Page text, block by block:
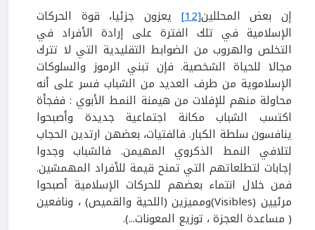
إن بعض المحللين[12]
يعزون جزئيا، قوة الحركات
الإسلامية في تلك الفترة على إرادة الأفراد في
التخلص والهروب من الضوابط التقليدية التي لا تترك
مجالا للحياة الشخصية. فإن تبني الرموز والسلوكات
الإسلاموية من طرف العديد من الشباب فسر على أنه
محاولة منهم للإفلات من هيمنة النمط الأبوي : ففجأة
اكتسب الشباب مكانة اجتماعية جديدة وأصبحوا
ينافسون سلطة الكبار. فالفتيات، بعضهن ارتدين الحجاب
لتلافي النمط الذكروي المهيمن. فالشباب وجدوا
إجابات لتطلعاتهم التي تمنح قيمة للأفراد المهمشين.
فمن خلال انتماء بعضهم للحركات الإسلامية أصبحوا
مرئيين (Visibles)ومميزين (اللحية والقميص) ، ونافعين
( مساعدة العجزة ، توزيع المعونات...).